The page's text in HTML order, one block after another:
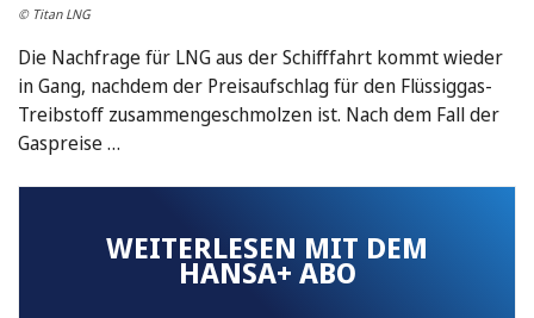
© Titan LNG
Die Nachfrage für LNG aus der Schifffahrt kommt wieder
in Gang, nachdem der Preisaufschlag für den Flüssiggas-
Treibstoff zusammengeschmolzen ist. Nach dem Fall der
Gaspreise …
WEITERLESEN MIT DEM
HANSA+ ABO